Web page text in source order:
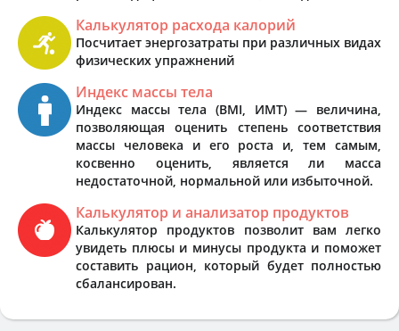
Калькулятор расхода калорий
Посчитает энергозатраты при различных видах
физических упражнений
Индекс массы тела
Индекс массы тела (BMI, ИМТ) — величина,
позволяющая оценить степень соответствия
массы человека и его роста и, тем самым,
косвенно оценить, является ли масса
недостаточной, нормальной или избыточной.
Калькулятор и анализатор продуктов
Калькулятор продуктов позволит вам легко
увидеть плюсы и минусы продукта и поможет
составить рацион, который будет полностью
сбалансирован.